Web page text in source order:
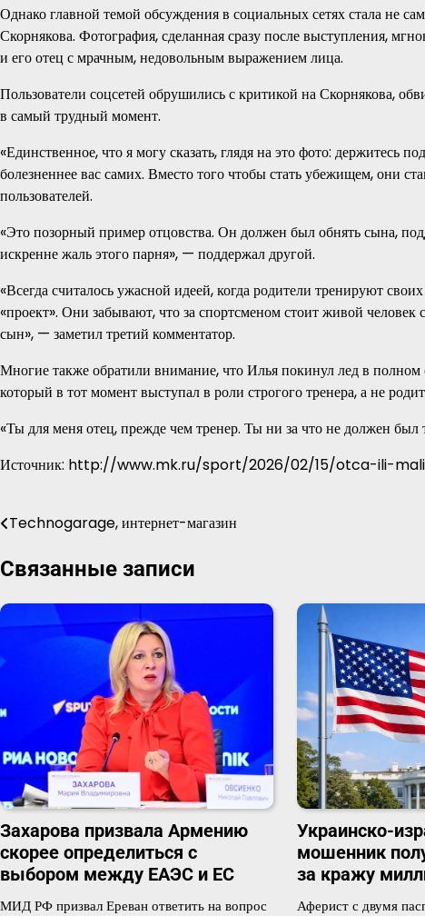
Однако главной темой обсуждения в социальных сетях стала не
Скорнякова. Фотография, сделанная сразу после выступления,
и его отец с мрачным, недовольным выражением лица.
Пользователи соцсетей обрушились с критикой на Скорнякова,
в самый трудный момент.
«Единственное, что я могу сказать, глядя на это фото: держитесь
болезненнее вас самих. Вместо того чтобы стать убежищем, они
пользователей.
«Это позорный пример отцовства. Он должен был обнять сына,
искренне жаль этого парня», — поддержал другой.
«Всегда считалось ужасной идеей, когда родители тренируют
«проект». Они забывают, что за спортсменом стоит живой
сын», — заметил третий комментатор.
Многие также обратили внимание, что Илья покинул лед в
который в тот момент выступал в роли строгого тренера, а не
«Ты для меня отец, прежде чем тренер. Ты ни за что не должен
Источник: http://www.mk.ru/sport/2026/02/15/otca-ili-
Навигация
по
Technogarage, интернет-магазин
Связанные записи
Захарова призвала Армению
скорее определиться с
выбором между ЕАЭС и ЕС
МИД РФ призвал Ереван ответить на вопрос
Украинско-
мошенник
за кражу
Аферист с двумя